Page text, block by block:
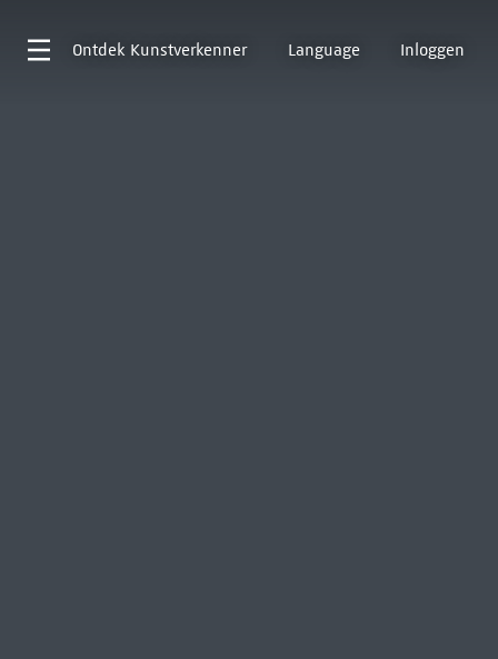
Ontdek Kunstverkenner Language Inloggen